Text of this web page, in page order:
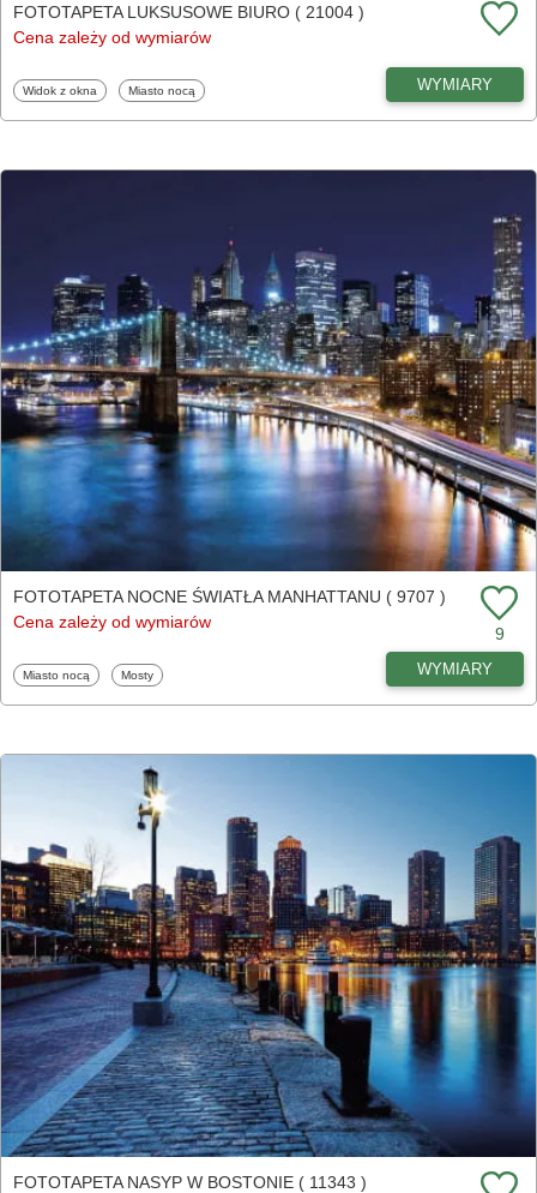
FOTOTAPETA LUKSUSOWE BIURO ( 21004 )
Cena zależy od wymiarów
Fototapety
Widok z okna Fototapety
Miasto nocą WYMIARY
FOTOTAPETA NOCNE ŚWIATŁA MANHATTANU ( 9707 )
Cena zależy od wymiarów
9
Fototapety
Miasto nocą Fototapety
Mosty WYMIARY
FOTOTAPETA NASYP W BOSTONIE ( 11343 )